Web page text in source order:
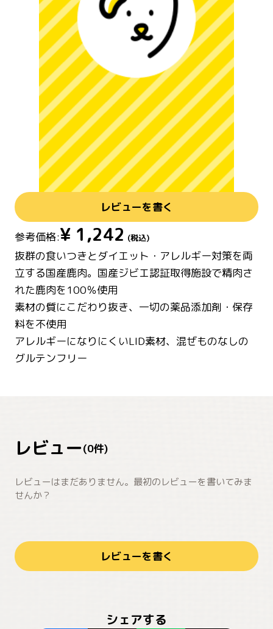
レビューを書く
参考価格:¥ 1,242 (税込)
抜群の食いつきとダイエット・アレルギー対策を両
立する国産鹿肉。国産ジビエ認証取得施設で精肉さ
れた鹿肉を100％使用
素材の質にこだわり抜き、一切の薬品添加剤・保存
料を不使用
アレルギーになりにくいLID素材、混ぜものなしの
グルテンフリー
レビュー(0件)
レビューはまだありません。最初のレビューを書いてみま
せんか？
レビューを書く
シェアする